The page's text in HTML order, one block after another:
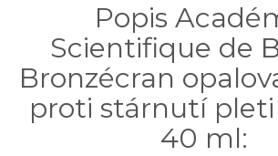
Popis
Scientifique de
Bronzécran
proti stárnutí pleti
40 ml: